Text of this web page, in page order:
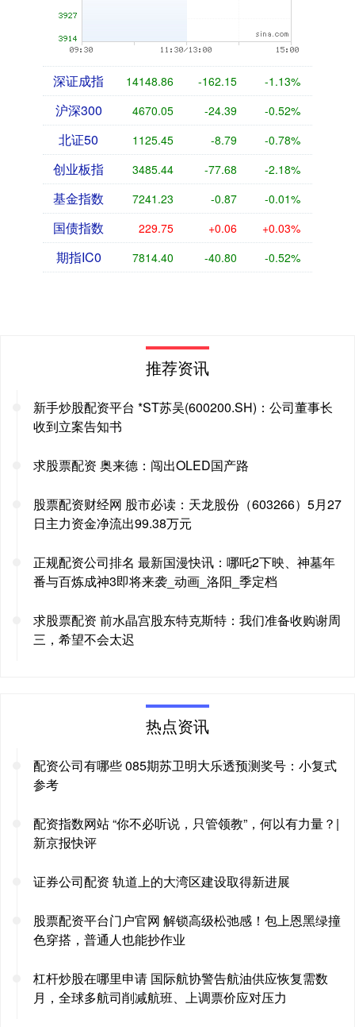
深证成指 14148.86 -162.15 -1.13%
沪深300 4670.05 -24.39 -0.52%
北证50 1125.45 -8.79 -0.78%
创业板指 3485.44 -77.68 -2.18%
基金指数 7241.23 -0.87 -0.01%
国债指数 229.75 +0.06 +0.03%
期指IC0 7814.40 -40.80 -0.52%
推荐资讯
新手炒股配资平台 *ST苏吴(600200.SH)：公司董事长
收到立案告知书
求股票配资 奥来德：闯出OLED国产路
股票配资财经网 股市必读：天龙股份（603266）5月27
日主力资金净流出99.38万元
正规配资公司排名 最新国漫快讯：哪吒2下映、神墓年
番与百炼成神3即将来袭_动画_洛阳_季定档
求股票配资 前水晶宫股东特克斯特：我们准备收购谢周
三，希望不会太迟
热点资讯
配资公司有哪些 085期苏卫明大乐透预测奖号：小复式
参考
配资指数网站 “你不必听说，只管领教”，何以有力量？|
新京报快评
证券公司配资 轨道上的大湾区建设取得新进展
股票配资平台门户官网 解锁高级松弛感！包上恩黑绿撞
色穿搭，普通人也能抄作业
杠杆炒股在哪里申请 国际航协警告航油供应恢复需数
月，全球多航司削减航班、上调票价应对压力